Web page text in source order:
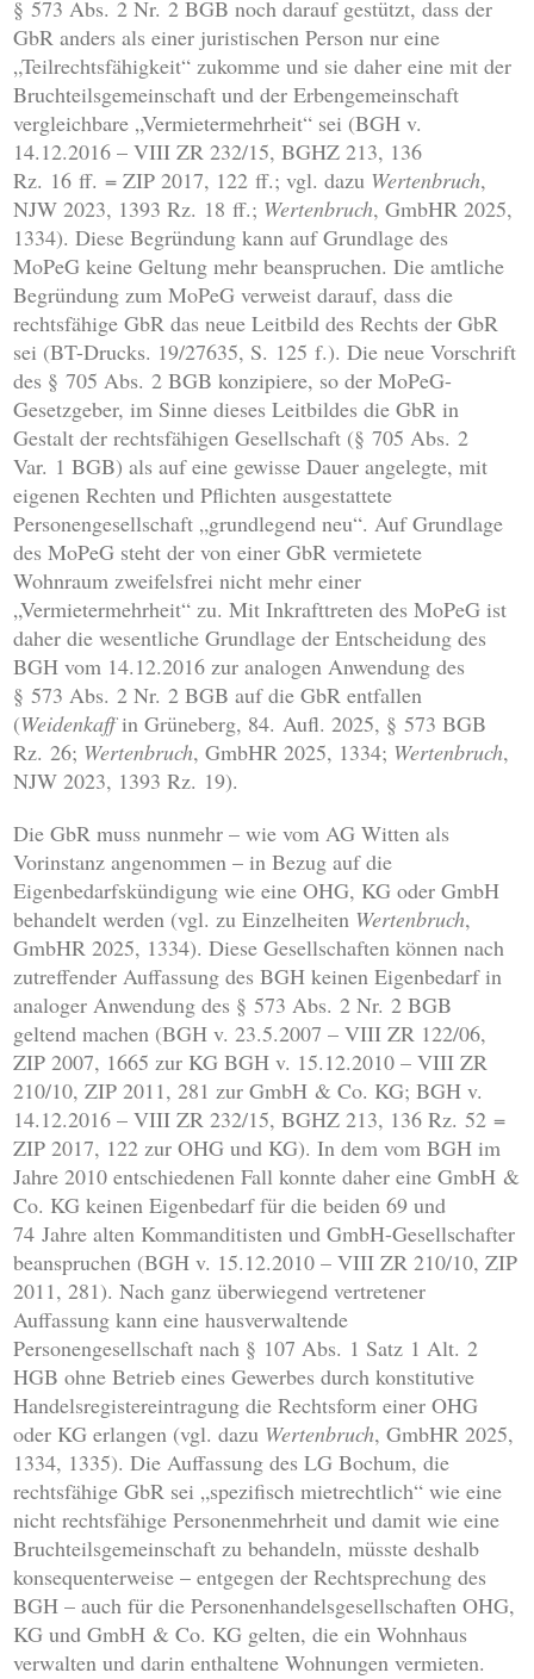
§ 573 Abs. 2 Nr. 2 BGB noch darauf gestützt, dass der
GbR anders als einer juristischen Person nur eine
„Teilrechtsfähigkeit“ zukomme und sie daher eine mit der
Bruchteilsgemeinschaft und der Erbengemeinschaft
vergleichbare „Vermietermehrheit“ sei (BGH v.
14.12.2016 – VIII ZR 232/15, BGHZ 213, 136
Rz. 16 ff. = ZIP 2017, 122 ff.; vgl. dazu Wertenbruch,
NJW 2023, 1393 Rz. 18 ff.; Wertenbruch, GmbHR 2025,
1334). Diese Begründung kann auf Grundlage des
MoPeG keine Geltung mehr beanspruchen. Die amtliche
Begründung zum MoPeG verweist darauf, dass die
rechtsfähige GbR das neue Leitbild des Rechts der GbR
sei (BT-Drucks. 19/27635, S. 125 f.). Die neue Vorschrift
des § 705 Abs. 2 BGB konzipiere, so der MoPeG-
Gesetzgeber, im Sinne dieses Leitbildes die GbR in
Gestalt der rechtsfähigen Gesellschaft (§ 705 Abs. 2
Var. 1 BGB) als auf eine gewisse Dauer angelegte, mit
eigenen Rechten und Pflichten ausgestattete
Personengesellschaft „grundlegend neu“. Auf Grundlage
des MoPeG steht der von einer GbR vermietete
Wohnraum zweifelsfrei nicht mehr einer
„Vermietermehrheit“ zu. Mit Inkrafttreten des MoPeG ist
daher die wesentliche Grundlage der Entscheidung des
BGH vom 14.12.2016 zur analogen Anwendung des
§ 573 Abs. 2 Nr. 2 BGB auf die GbR entfallen
(Weidenkaffin Grüneberg, 84. Aufl. 2025, § 573 BGB
Rz. 26; Wertenbruch, GmbHR 2025, 1334; Wertenbruch,
NJW 2023, 1393 Rz. 19).
Die GbR muss nunmehr – wie vom AG Witten als
Vorinstanz angenommen – in Bezug auf die
Eigenbedarfskündigung wie eine OHG, KG oder GmbH
behandelt werden (vgl. zu Einzelheiten Wertenbruch,
GmbHR 2025, 1334). Diese Gesellschaften können nach
zutreffender Auffassung des BGH keinen Eigenbedarf in
analoger Anwendung des § 573 Abs. 2 Nr. 2 BGB
geltend machen (BGH v. 23.5.2007 – VIII ZR 122/06,
ZIP 2007, 1665 zur KG BGH v. 15.12.2010 – VIII ZR
210/10, ZIP 2011, 281 zur GmbH & Co. KG; BGH v.
14.12.2016 – VIII ZR 232/15, BGHZ 213, 136 Rz. 52 =
ZIP 2017, 122 zur OHG und KG). In dem vom BGH im
Jahre 2010 entschiedenen Fall konnte daher eine GmbH &
Co. KG keinen Eigenbedarf für die beiden 69 und
74 Jahre alten Kommanditisten und GmbH-Gesellschafter
beanspruchen (BGH v. 15.12.2010 – VIII ZR 210/10, ZIP
2011, 281). Nach ganz überwiegend vertretener
Auffassung kann eine hausverwaltende
Personengesellschaft nach § 107 Abs. 1 Satz 1 Alt. 2
HGB ohne Betrieb eines Gewerbes durch konstitutive
Handelsregistereintragung die Rechtsform einer OHG
oder KG erlangen (vgl. dazu Wertenbruch, GmbHR 2025,
1334, 1335). Die Auffassung des LG Bochum, die
rechtsfähige GbR sei „spezifisch mietrechtlich“ wie eine
nicht rechtsfähige Personenmehrheit und damit wie eine
Bruchteilsgemeinschaft zu behandeln, müsste deshalb
konsequenterweise – entgegen der Rechtsprechung des
BGH – auch für die Personenhandelsgesellschaften OHG,
KG und GmbH & Co. KG gelten, die ein Wohnhaus
verwalten und darin enthaltene Wohnungen vermieten.